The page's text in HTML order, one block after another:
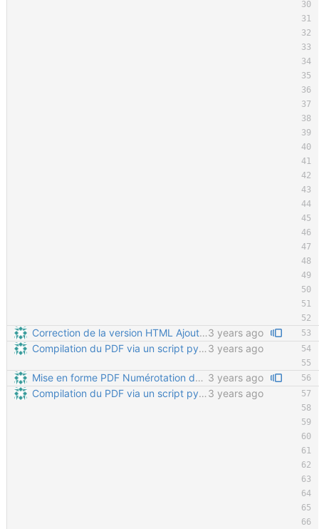
Correction de la version HTML Ajout d'un titre sur la première page, mais qui n'est pas pris en compte dans la hiérarchie globale Ajout d'un fichier custom.css pour les règles communes à la version PDF et HTML Limitation de la profondeur de titres affichés dans la table des matières sur la première page de la version HTML3 years ago
Compilation du PDF via un script python Permet de gérer automatiquement le nombre de pages de la table des matières, le nombre de pages total du PDF, et de ne le re-généré que si le nombre de pages a changé dans le CSS. 3 years ago
Mise en forme PDF Numérotation des titres (niveaux 1 et 2) L'avant propos n'est pas numéroté (et n'apparait pas dans la table des matières) Le titre principal du document n'est pas un niveau de titre normal Mise en forme de la première page 3 years ago
Compilation du PDF via un script python Permet de gérer automatiquement le nombre de pages de la table des matières, le nombre de pages total du PDF, et de ne le re-généré que si le nombre de pages a changé dans le CSS. 3 years ago